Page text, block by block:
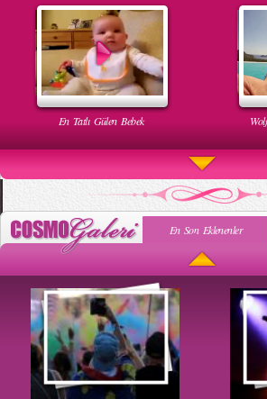
En Tatlı Gülen Bebek
Uyuyan Bebeğe Gangnam Dinletilirse Ne Olur
En Son Eklenenler